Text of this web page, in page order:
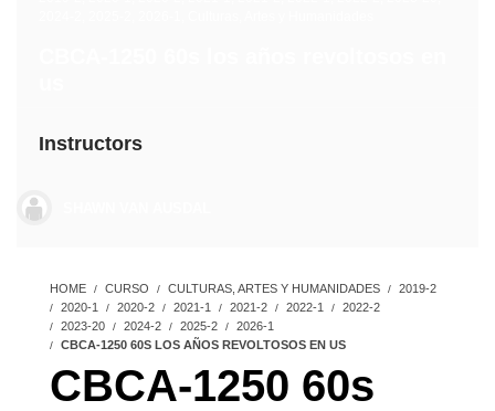
Instructors
HOME CURSO CULTURAS, ARTES Y HUMANIDADES
2019-2
2020-1
2020-2 2021-1 2021-2 2022-1
2022-2
2023-20
2024-2 2025-2
2026-1
CBCA-1250 60S LOS AÑOS REVOLTOSOS EN US
CBCA-1250 60s